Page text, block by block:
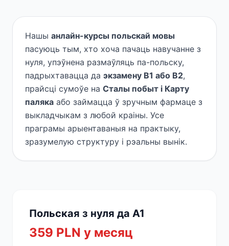
Нашы анлайн-курсы польскай мовы
пасуюць тым, хто хоча пачаць навучанне з
нуля, упэўнена размаўляць па-польску,
падрыхтавацца да экзамену B1 або B2,
прайсці сумоўе на Сталы побыт і Карту
паляка або займацца ў зручным фармаце з
выкладчыкам з любой краіны. Усе
праграмы арыентаваныя на практыку,
зразумелую структуру і рэальны вынік.
Польская з нуля да A1
359 PLN у месяц